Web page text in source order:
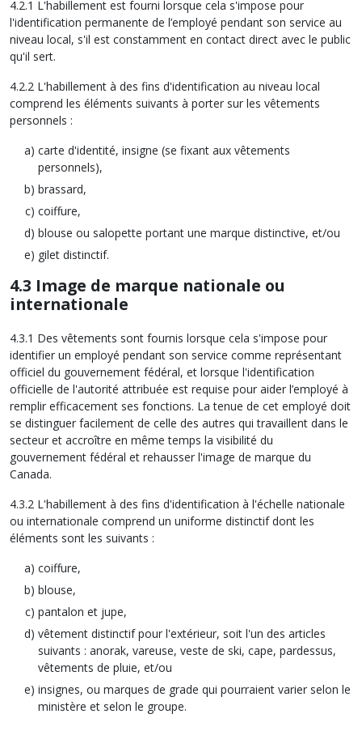
4.2.1 L'habillement est fourni lorsque cela s'impose pour
l'identification permanente de l’employé pendant son service au
niveau local, s'il est constamment en contact direct avec le public
qu'il sert.
4.2.2 L'habillement à des fins d'identification au niveau local
comprend les éléments suivants à porter sur les vêtements
personnels :
carte d'identité, insigne (se fixant aux vêtements
personnels),
brassard,
coiffure,
blouse ou salopette portant une marque distinctive, et/ou
gilet distinctif.
4.3 Image de marque nationale ou
internationale
4.3.1 Des vêtements sont fournis lorsque cela s'impose pour
identifier un employé pendant son service comme représentant
officiel du gouvernement fédéral, et lorsque l'identification
officielle de l'autorité attribuée est requise pour aider l’employé à
remplir efficacement ses fonctions. La tenue de cet employé doit
se distinguer facilement de celle des autres qui travaillent dans le
secteur et accroître en même temps la visibilité du
gouvernement fédéral et rehausser l'image de marque du
Canada.
4.3.2 L'habillement à des fins d'identification à l'échelle nationale
ou internationale comprend un uniforme distinctif dont les
éléments sont les suivants :
coiffure,
blouse,
pantalon et jupe,
vêtement distinctif pour l'extérieur, soit l'un des articles
suivants : anorak, vareuse, veste de ski, cape, pardessus,
vêtements de pluie, et/ou
insignes, ou marques de grade qui pourraient varier selon le
ministère et selon le groupe.